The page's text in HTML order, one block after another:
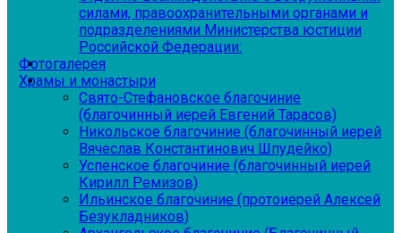
силами, правоохранительными органами и
подразделениями Министерства юстиции
Российской Федерации:
Фотогалерея
Храмы и монастыри
Свято-Стефановское благочиние
(благочинный иерей Евгений Тарасов)
Никольское благочиние (благочинный иерей
Вячеслав Константинович Шпудейко)
Успенское благочиние (благочинный иерей
Кирилл Ремизов)
Ильинское благочиние (протоиерей Алексей
Безукладников)